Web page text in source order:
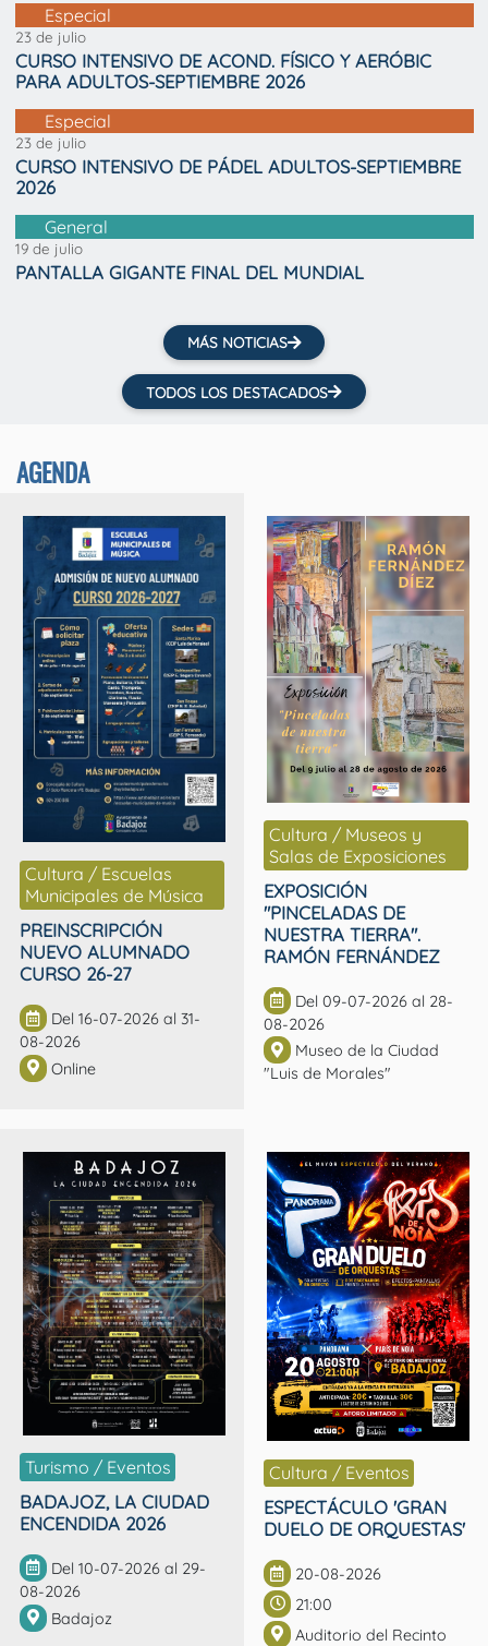
Especial
23 de julio
CURSO INTENSIVO DE ACOND. FÍSICO Y AERÓBIC
PARA ADULTOS-SEPTIEMBRE 2026
Especial
23 de julio
CURSO INTENSIVO DE PÁDEL ADULTOS-SEPTIEMBRE
2026
General
19 de julio
PANTALLA GIGANTE FINAL DEL MUNDIAL
MÁS NOTICIAS
TODOS LOS DESTACADOS
AGENDA
Cultura / Escuelas
Municipales de Música
PREINSCRIPCIÓN
NUEVO ALUMNADO
CURSO 26-27
Del 16-07-2026 al 31-
08-2026
Online
Cultura / Museos y
Salas de Exposiciones
EXPOSICIÓN
"PINCELADAS DE
NUESTRA TIERRA".
RAMÓN FERNÁNDEZ
Del 09-07-2026 al 28-
08-2026
Museo de la Ciudad
"Luis de Morales"
Turismo / Eventos
BADAJOZ, LA CIUDAD
ENCENDIDA 2026
Del 10-07-2026 al 29-
08-2026
Badajoz
Cultura / Eventos
ESPECTÁCULO 'GRAN
DUELO DE ORQUESTAS'
20-08-2026
21:00
Auditorio del Recinto